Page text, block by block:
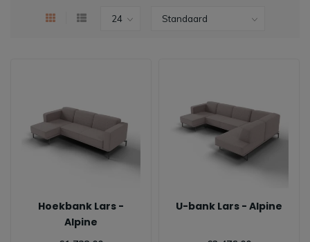
Hoekbank Lars -
Alpine
U-bank Lars - Alpine